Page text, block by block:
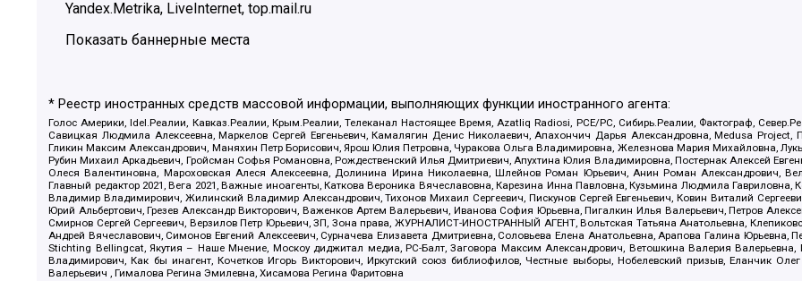
Yandex.Metrika, LiveInternet, top.mail.ru
Показать баннерные места
* Реестр иностранных средств массовой информации, выполняющих функции иностранного агента:
Голос Америки, Idel.Реалии, Кавказ.Реалии, Крым.Реалии, Телеканал Настоящее Время, Azatliq Radiosi, PCE/PC, Сибирь.Реалии, Фактограф,
Савицкая Людмила Алексеевна, Маркелов Сергей Евгеньевич, Камалягин Денис Николаевич, Апахончич Дарья Александровна, Medusa
Гликин Максим Александрович, Маняхин Петр Борисович, Ярош Юлия Петровна, Чуракова Ольга Владимировна, Железнова Мария Михайловна,
Рубин Михаил Аркадьевич, Гройсман Софья Романовна, Рождественский Илья Дмитриевич, Апухтина Юлия Владимировна, Постернак Алексей
Олеся Валентиновна, Мароховская Алеся Алексеевна, Долинина Ирина Николаевна, Шлейнов Роман Юрьевич, Анин Роман Александрович,
Главный редактор 2021, Вега 2021, Важные иноагенты, Каткова Вероника Вячеславовна, Карезина Инна Павловна, Кузьмина Людмила
Владимир Владимирович, Жилинский Владимир Александрович, Тихонов Михаил Сергеевич, Пискунов Сергей Евгеньевич, Ковин Виталий
Юрий Альбертович, Грезев Александр Викторович, Важенков Артем Валерьевич, Иванова София Юрьевна, Пигалкин Илья Валерьевич, Петров
Смирнов Сергей Сергеевич, Верзилов Петр Юрьевич, ЗП, Зона права, ЖУРНАЛИСТ-ИНОСТРАННЫЙ АГЕНТ, Вольтская Татьяна Анатольевна,
Андрей Вячеславович, Симонов Евгений Алексеевич, Сурначева Елизавета Дмитриевна, Соловьева Елена Анатольевна, Арапова Галина
Stichting Bellingcat, Якутия – Наше Мнение, Москоу диджитал медиа, РС-Балт, Заговора Максим Александрович, Ветошкина Валерия
Владимирович, Как бы инагент, Кочетков Игорь Викторович, Иркутский союз библиофилов, Честные выборы, Нобелевский призыв, Еланчик
Валерьевич , Гималова Регина Эмилевна, Хисамова Регина Фаритовна